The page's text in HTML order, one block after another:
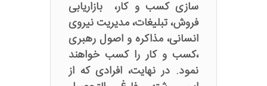
سازی کسب و کار، بازاریابی
فروش، تبلیغات، مدیریت نیروی
انسانی، مذاکره و اصول رهبری
،کسب و کار را کسب خواهند
نمود. در نهایت، افرادی که از